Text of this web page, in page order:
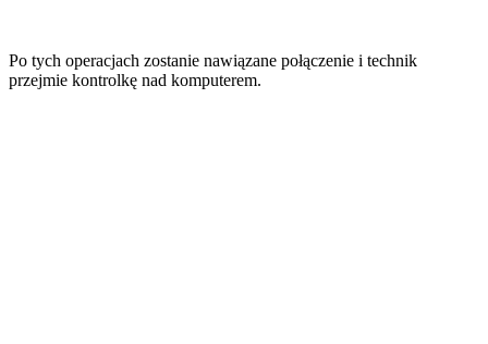
Po tych operacjach zostanie nawiązane połączenie i technik
przejmie kontrolkę nad komputerem.